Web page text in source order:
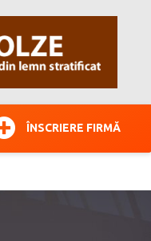
ÎNSCRIERE FIRMĂ